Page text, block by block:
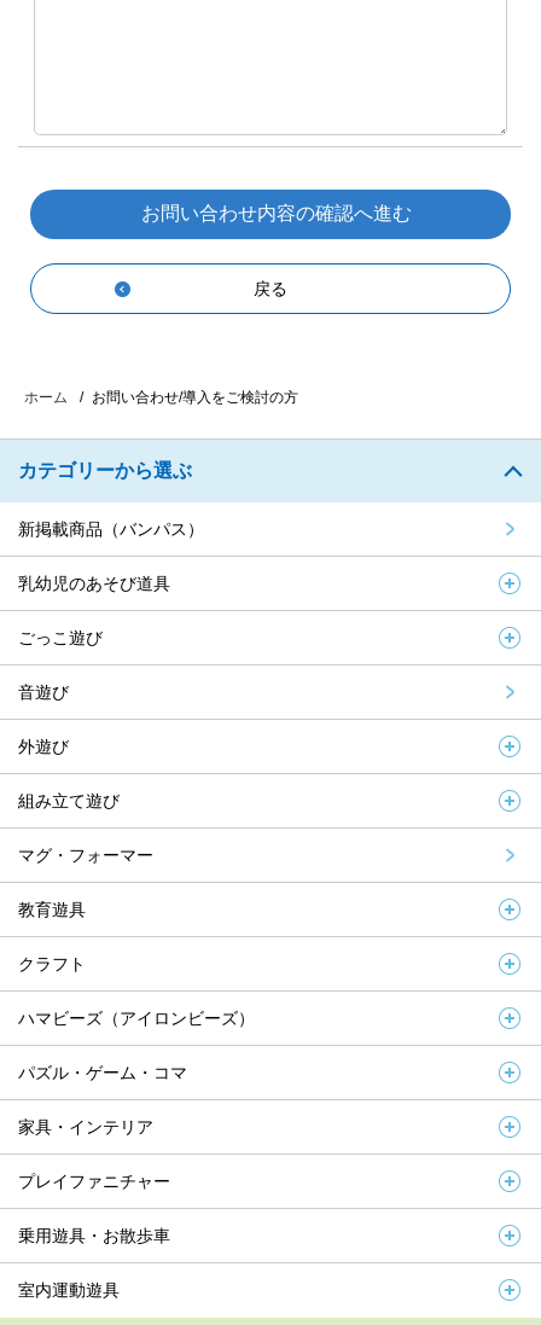
戻る
ホーム お問い合わせ/導入をご検討の方
カテゴリーから選ぶ
新掲載商品（バンパス）
乳幼児のあそび道具
ごっこ遊び
音遊び
外遊び
組み立て遊び
マグ・フォーマー
教育遊具
クラフト
ハマビーズ（アイロンビーズ）
パズル・ゲーム・コマ
家具・インテリア
プレイファニチャー
乗用遊具・お散歩車
室内運動遊具